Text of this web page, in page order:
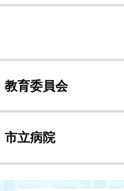
教育委員会
市立病院